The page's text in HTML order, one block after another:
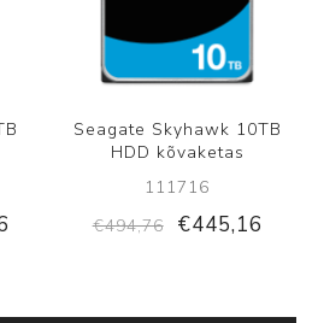
Seagate Skyhawk 10TB
HDD kõvaketas
111716
€494,76
€445,16